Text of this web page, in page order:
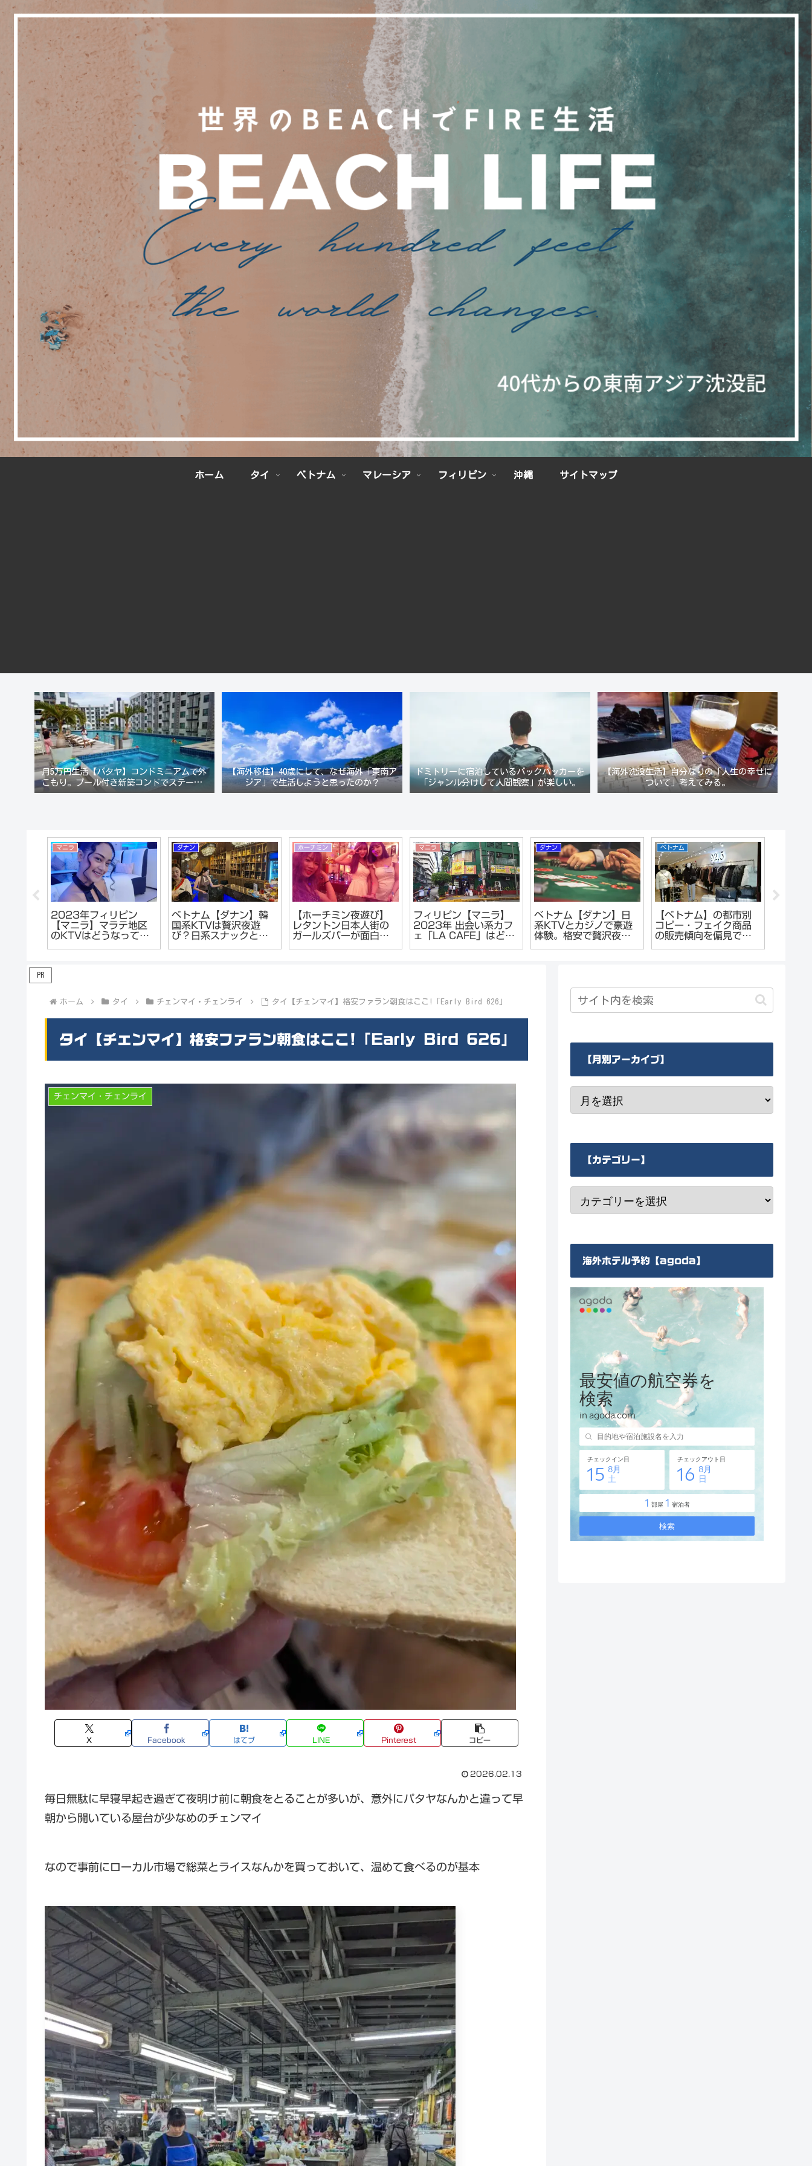
ホーム タイ ベトナム マレーシア フィリピン 沖縄 サイトマップ
月5万円生活【パタヤ】コンドミニアムで外
こもり。プール付き新築コンドでステーキ&
ウオッカ三昧
【海外移住】40歳にして、なぜ海外「東南ア
ジア」で生活しようと思ったのか？
ドミトリーに宿泊しているバックパッカーを
「ジャンル分けして人間観察」が楽しい。
【海外沈没生活】自分なりの「人生の幸せに
ついて」考えてみる。
マニラ
2023年フィリピン
【マニラ】マラテ地区
のKTVはどうなってい
ダナン
ベトナム【ダナン】韓
国系KTVは贅沢夜遊
び？日系スナックとの
ホーチミン
【ホーチミン夜遊び】
レタントン日本人街の
ガールズバーが面白
マニラ
フィリピン【マニラ】
2023年 出会い系カフ
ェ「LA CAFE」はどう
ダナン
ベトナム【ダナン】日
系KTVとカジノで豪遊
体験。格安で贅沢夜遊
ベトナム
【ベトナム】の都市別
コピー・フェイク商品
の販売傾向を偏見でレ
PR
ホーム タイ チェンマイ・チェンライ タイ【チェンマイ】格安ファラン朝食はここ!「Early Bird 626」
タイ【チェンマイ】格安ファラン朝食はここ!「Early Bird 626」
チェンマイ・チェンライ
X Facebook はてブ LINE Pinterest コピー
2026.02.13
毎日無駄に早寝早起き過ぎて夜明け前に朝食をとることが多いが、意外にパタヤなんかと違って早
朝から開いている屋台が少なめのチェンマイ
なので事前にローカル市場で総菜とライスなんかを買っておいて、温めて食べるのが基本
【月別アーカイブ】
【カテゴリー】
海外ホテル予約【agoda】